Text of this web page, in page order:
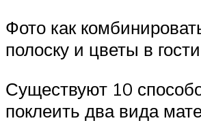
Фото как
полоску и цветы в
Существуют 10
поклеить два вида